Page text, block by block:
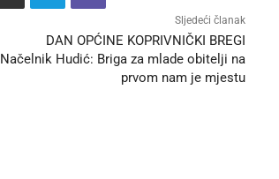
Sljedeći članak
DAN OPĆINE KOPRIVNIČKI BREGI
Načelnik Hudić: Briga za mlade obitelji na
prvom nam je mjestu